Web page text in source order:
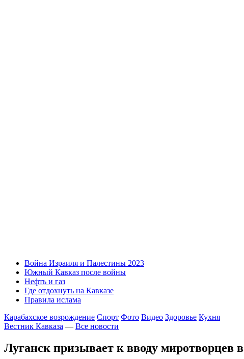
Война Израиля и Палестины 2023
Южный Кавказ после войны
Нефть и газ
Где отдохнуть на Кавказе
Правила ислама
Карабахское возрождение Спорт Фото Видео Здоровье Кухня
Вестник Кавказа — Все новости
Луганск призывает к вводу миротворцев